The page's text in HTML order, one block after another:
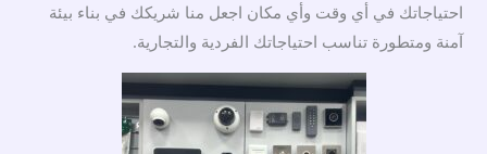
احتياجاتك في أي وقت وأي مكان اجعل منا شريكك في بناء بيئة
آمنة ومتطورة تناسب احتياجاتك الفردية والتجارية.